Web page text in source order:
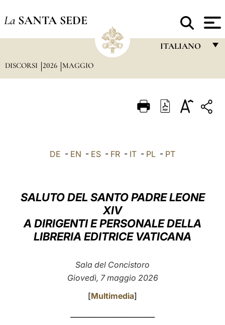
La SANTA SEDE
ITALIANO
ITALIANO
العربيّة
中文
LATINE
DISCORSI 2026 MAGGIO
DE - EN - ES - FR - IT - PL - PT
SALUTO DEL SANTO PADRE LEONE
XIV
A DIRIGENTI E PERSONALE DELLA
LIBRERIA EDITRICE VATICANA
Sala del Concistoro
Giovedì, 7 maggio 2026
[Multimedia]